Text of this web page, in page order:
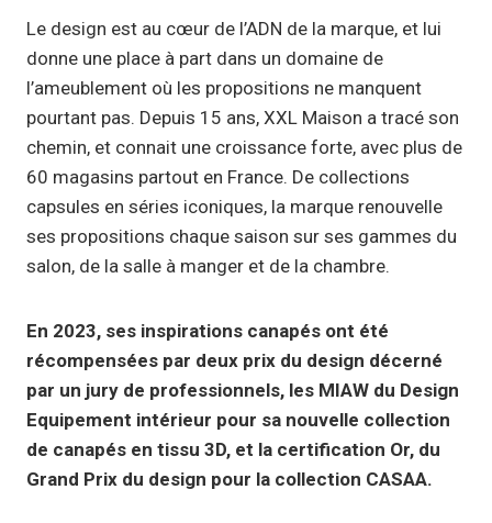
Le design est au cœur de l’ADN de la marque, et lui
donne une place à part dans un domaine de
l’ameublement où les propositions ne manquent
pourtant pas. Depuis 15 ans, XXL Maison a tracé son
chemin, et connait une croissance forte, avec plus de
60 magasins partout en France. De collections
capsules en séries iconiques, la marque renouvelle
ses propositions chaque saison sur ses gammes du
salon, de la salle à manger et de la chambre.
En 2023, ses inspirations canapés ont été
récompensées par deux prix du design décerné
par un jury de professionnels, les MIAW du Design
Equipement intérieur pour sa nouvelle collection
de canapés en tissu 3D, et la certification Or, du
Grand Prix du design pour la collection CASAA.